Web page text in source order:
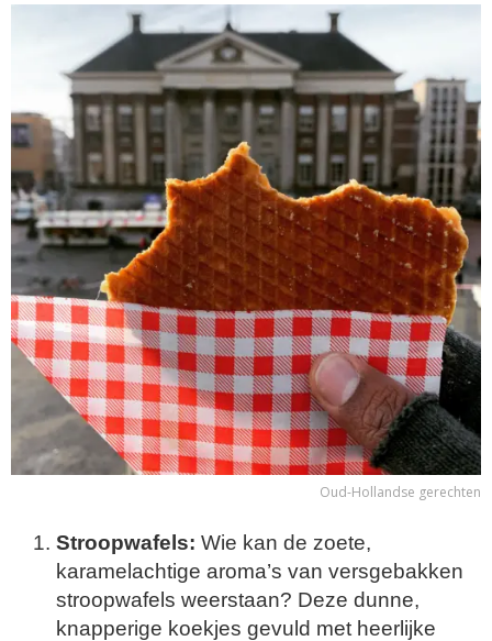
Oud-Hollandse gerechten
Stroopwafels: Wie kan de zoete,
karamelachtige aroma’s van versgebakken
stroopwafels weerstaan? Deze dunne,
knapperige koekjes gevuld met heerlijke